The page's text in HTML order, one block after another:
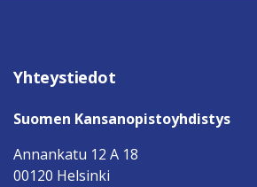
Yhteystiedot
Suomen Kansanopistoyhdistys
Annankatu 12 A 18
00120 Helsinki